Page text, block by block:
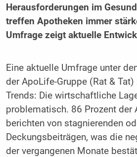
Herausforderungen im
treffen Apotheken immer
Umfrage zeigt aktuelle
Eine aktuelle Umfrage unter
der ApoLife-Gruppe (Rat &
Trends: Die wirtschaftliche
problematisch. 86 Prozent der
berichten von stagnierenden
Deckungsbeiträgen, was die
der vergangenen Monate